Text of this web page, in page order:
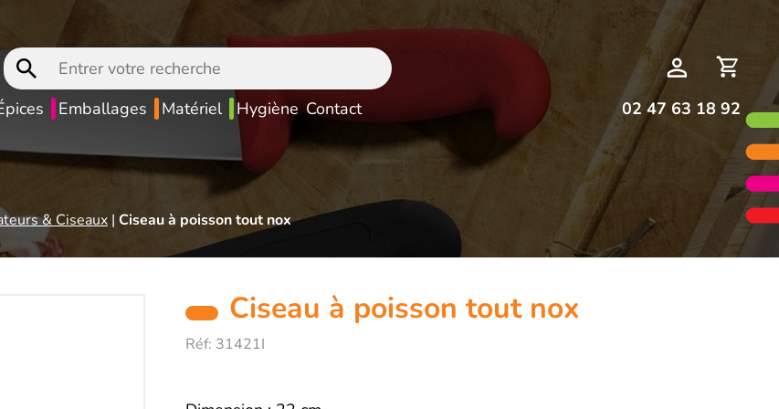
Entrer
votre
recherche
Mon
devis
Emballages Matériel Hygiène Contact 02 47 63 18 92
& Ciseaux| Ciseau à poisson tout nox
Ciseau à poisson tout nox
Réf: 31421I